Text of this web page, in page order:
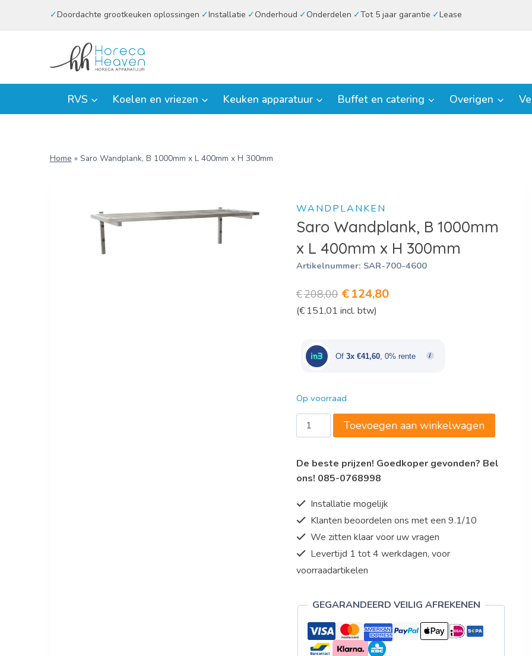
Doordachte grootkeuken oplossingen Installatie Onderhoud Onderdelen Tot 5 jaar garantie Lease
RVS Koelen en vriezen Keuken apparatuur Buffet en catering Overigen
Home » Saro Wandplank, B 1000mm x L 400mm x H 300mm
WANDPLANKEN
Saro Wandplank, B 1000mm
x L 400mm x H 300mm
Artikelnummer: SAR-700-4600
€208,00 Oorspronkelijke
prijs
€208,00.
€ 124,80Huidige
€124,80.
(€ 151,01 incl. btw)
Of 3x €41,60, 0% rente
Op voorraad
Saro
Wandplank,
1000mm
x
400mm
x
H
300mm
aantal
Toevoegen aan winkelwagen
De beste prijzen! Goedkoper gevonden? Bel
ons! 085-0768998
Installatie mogelijk
Klanten beoordelen ons met een 9.1/10
We zitten klaar voor uw vragen
Levertijd 1 tot 4 werkdagen, voor
voorraadartikelen
GEGARANDEERD VEILIG AFREKENEN